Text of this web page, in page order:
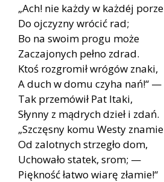
„Ach! nie każdy w każdéj porze
Do ojczyzny wrócić rad;
Bo na swoim progu może
Zaczajonych pełno zdrad.
Ktoś rozgromił wrógów znaki,
A duch w domu czyha nań!“ —
Tak przemówił Pat Itaki,
Słynny z mądrych dzieł i zdań.
„Szczęsny komu Westy znamie
Od zalotnych strzegło dom,
Uchowało statek, srom; —
Piękność łatwo wiarę złamie!“